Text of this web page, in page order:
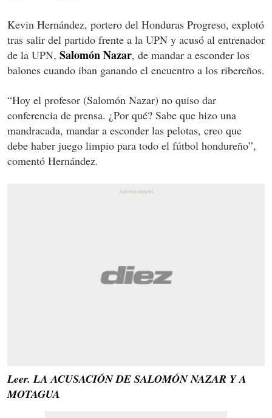
Kevin Hernández, portero del Honduras Progreso, explotó
tras salir del partido frente a la UPN y acusó al entrenador
de la UPN, Salomón Nazar, de mandar a esconder los
balones cuando iban ganando el encuentro a los ribereños.
“Hoy el profesor (Salomón Nazar) no quiso dar
conferencia de prensa. ¿Por qué? Sabe que hizo una
mandracada, mandar a esconder las pelotas, creo que
debe haber juego limpio para todo el fútbol hondureño”,
comentó Hernández.
Leer. LA ACUSACIÓN DE SALOMÓN NAZAR Y A
MOTAGUA